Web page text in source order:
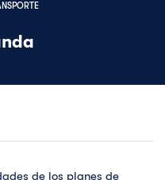
de los planes de